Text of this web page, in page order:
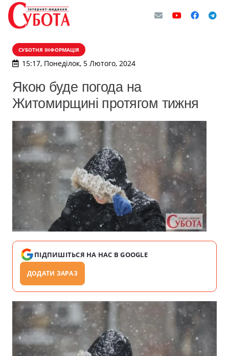
СУБОТНЯ ІНФОРМАЦІЯ
15:17, Понеділок, 5 Лютого, 2024
Якою буде погода на
Житомирщині протягом тижня
ПІДПИШІТЬСЯ НА НАС В GOOGLE
ДОДАТИ ЗАРАЗ